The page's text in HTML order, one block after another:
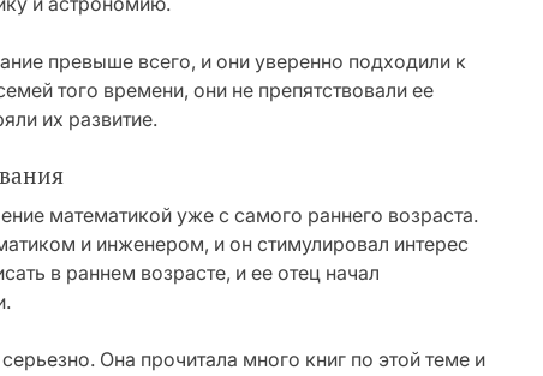
превыше всего, и они уверенно подходили к
того времени, они не препятствовали ее
их развитие.
математикой уже с самого раннего возраста.
и инженером, и он стимулировал интерес
в раннем возрасте, и ее отец начал
Она прочитала много книг по этой теме и